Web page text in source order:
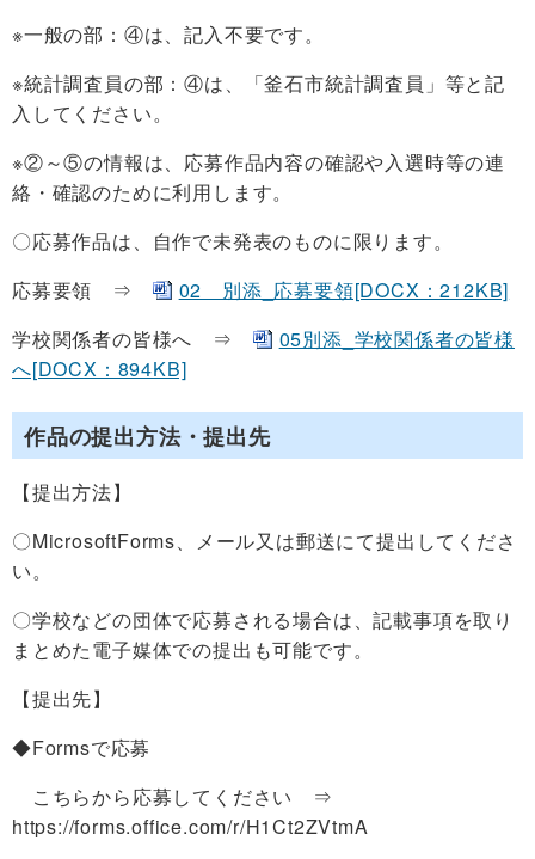
※一般の部：④は、記入不要です。
※統計調査員の部：④は、「釜石市統計調査員」等と記
入してください。
※②～⑤の情報は、応募作品内容の確認や入選時等の連
絡・確認のために利用します。
〇応募作品は、自作で未発表のものに限ります。
応募要領 ⇒
02 別添_応募要領[DOCX：212KB]
学校関係者の皆様へ ⇒
05別添_学校関係者の皆様
へ[DOCX：894KB]
作品の提出方法・提出先
【提出方法】
〇MicrosoftForms、メール又は郵送にて提出してくださ
い。
〇学校などの団体で応募される場合は、記載事項を取り
まとめた電子媒体での提出も可能です。
【提出先】
◆Formsで応募
こちらから応募してください ⇒
https://forms.office.com/r/H1Ct2ZVtmA